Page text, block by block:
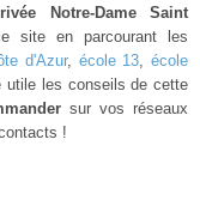
Notre-Dame Saint
site en parcourant les
d'Azur, école 13, école
les conseils de cette
sur vos réseaux
!